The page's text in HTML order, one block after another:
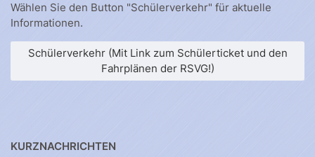
Wählen Sie den Button "Schülerverkehr" für aktuelle
Informationen.
Schülerverkehr (Mit Link zum Schülerticket und den
Fahrplänen der RSVG!)
KURZNACHRICHTEN